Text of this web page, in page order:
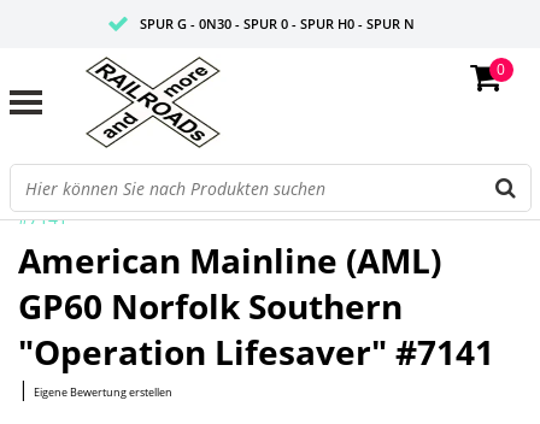
SPUR G - 0N30 - SPUR 0 - SPUR H0 - SPUR N
0
Startseite/GP60 Norfolk Southern "Operation Lifesaver"
#7141
American Mainline (AML)
GP60 Norfolk Southern
"Operation Lifesaver" #7141
| Eigene Bewertung erstellen